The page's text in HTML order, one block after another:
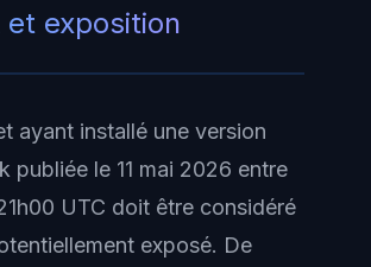
exposition
ayant installé une version
publiée le 11 mai 2026 entre
UTC doit être considéré
exposé. De